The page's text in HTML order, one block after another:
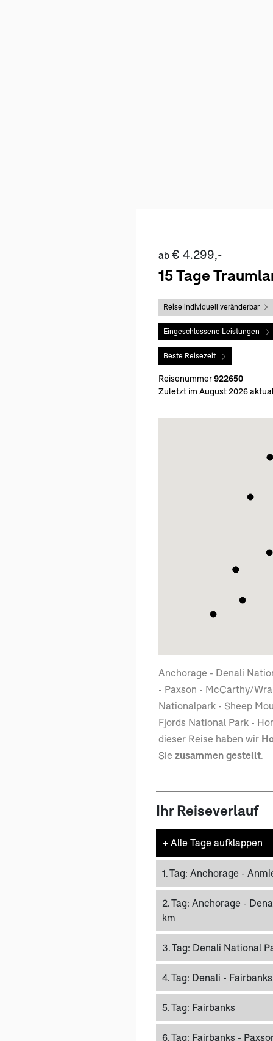
ab € 4.299,-
15 Tage
Reise individuell veränderbar
Eingeschlossene Leistungen
Beste Reisezeit
Reisenummer922650
Zuletzt im August 2026
Anchorage - Denali
- Paxson - McCarthy/
Nationalpark - Sheep
Fjords National Park -
dieser Reise haben wir
Sie zusammen gestellt.
Ihr Reiseverlauf
+ Alle Tage aufklappen
1. Tag: Anchorage -
2. Tag: Anchorage -
km
3. Tag: Denali National
4. Tag: Denali -
5. Tag: Fairbanks
6. Tag: Fairbanks -